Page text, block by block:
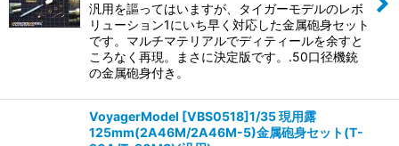
汎用を謳ってはいますが、タイガーモデルのレボ
リューション1にいち早く対応した金属砲身セット
です。マルチマテリアルでディティールを余すと
ころなく再現。まさに決定版です。.50口径機銃
の金属砲身付き。
VoyagerModel [VBS0518]1/35 現用露
125mm(2A46M/2A46M-5)金属砲身セット(T-